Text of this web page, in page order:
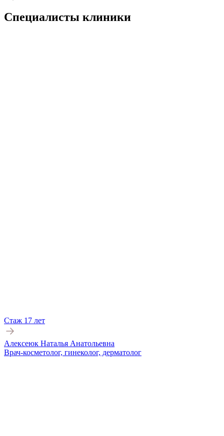
Специалисты клиники
Стаж 17 лет
Алексеюк Наталья Анатольевна
Врач-косметолог, гинеколог, дерматолог